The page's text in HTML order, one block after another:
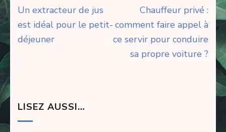
Navigation
de
l’article
Un extracteur de jus
est idéal pour le petit-
déjeuner
Chauffeur privé :
comment faire appel à
ce servir pour conduire
sa propre voiture ?
LISEZ AUSSI…